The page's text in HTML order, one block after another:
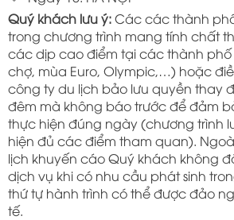
Quý khách lưu ý:Các các thành
trong chương trình mang tính chất
các dịp cao điểm tại các thành phố
chợ, mùa Euro, Olympic,…) hoặc
công ty du lịch bảo lưu quyền thay
đêm mà không báo trước để đảm
thực hiện đúng ngày (chương trình
hiện đủ các điểm tham quan).
lịch khuyến cáo Quý khách không
dịch vụ khi có nhu cầu phát sinh
thứ tự hành trình có thể được đảo
tế.